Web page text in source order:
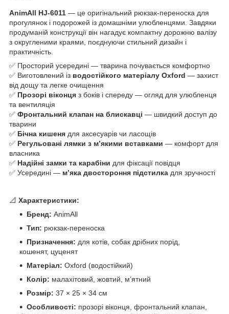
AnimAll HJ‑6011 — це оригінальний рюкзак‑переноска для
прогулянок і подорожей із домашніми улюбленцями. Завдяки
продуманій конструкції він нагадує компактну дорожню валізу
з округленими краями, поєднуючи стильний дизайн і
практичність.
✅ Просторий усередині — тварина почувається комфортно
✅ Виготовлений із водостійкого матеріалу Oxford — захист
від дощу та легке очищення
✅ Прозорі віконця з боків і спереду — огляд для улюбленця
та вентиляція
✅ Фронтальний клапан на блискавці — швидкий доступ до
тварини
✅ Бічна кишеня для аксесуарів чи ласощів
✅ Регульовані лямки з м’якими вставками — комфорт для
власника
✅ Надійні замки та карабіни для фіксації повідця
✅ Усередині — м’яка двостороння підстилка для зручності
📐 Характеристики:
Бренд: AnimAll
Тип: рюкзак‑переноска
Призначення: для котів, собак дрібних порід,
кошенят, цуценят
Матеріал: Oxford (водостійкий)
Колір: малахітовий, жовтий, м’ятний
Розмір: 37 × 25 × 34 см
Особливості: прозорі віконця, фронтальний клапан,